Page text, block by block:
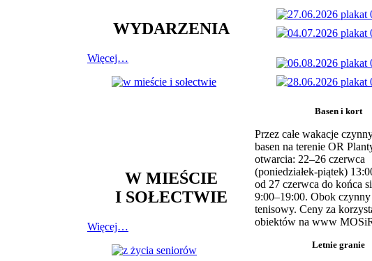
WYDARZENIA
Więcej…
W MIEŚCIE
I SOŁECTWIE
Więcej…
Basen i kort
Przez całe wakacje
basen na terenie OR
otwarcia: 22–26 czerwca
(poniedziałek-piątek)
od 27 czerwca do końca
9:00–19:00. Obok
tenisowy. Ceny za
obiektów na www
Letnie granie